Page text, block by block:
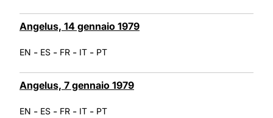
Angelus, 14 gennaio 1979
EN - ES - FR - IT - PT
Angelus, 7 gennaio 1979
EN - ES - FR - IT - PT